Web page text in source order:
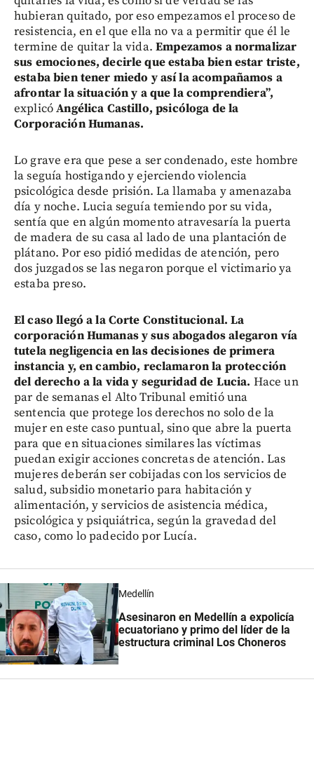
hubieran quitado, por eso empezamos el proceso de
resistencia, en el que ella no va a permitir que él le
termine de quitar la vida.Empezamos a normalizar
sus emociones, decirle que estaba bien estar triste,
estaba bien tener miedo y así la acompañamos a
afrontar la situación y a que la comprendiera”,
explicóAngélica Castillo, psicóloga de la
Corporación Humanas.
Lo grave era que pese a ser condenado, este hombre
la seguía hostigando y ejerciendo violencia
psicológica desde prisión. La llamaba y amenazaba
día y noche. Lucia seguía temiendo por su vida,
sentía que en algún momento atravesaría la puerta
de madera de su casa al lado de una plantación de
plátano. Por eso pidió medidas de atención, pero
dos juzgados se las negaron porque el victimario ya
estaba preso.
El caso llegó a la Corte Constitucional. La
corporación Humanas y sus abogados alegaron vía
tutela negligencia en las decisiones de primera
instancia y, en cambio, reclamaron la protección
del derecho a la vida y seguridad de Lucia. Hace un
par de semanas el Alto Tribunal emitió una
sentencia que protege los derechos no solo de la
mujer en este caso puntual, sino que abre la puerta
para que en situaciones similares las víctimas
puedan exigir acciones concretas de atención. Las
mujeres deberán ser cobijadas con los servicios de
salud, subsidio monetario para habitación y
alimentación, y servicios de asistencia médica,
psicológica y psiquiátrica, según la gravedad del
caso, como lo padecido por Lucía.
Medellín
Asesinaron en Medellín a expolicía
ecuatoriano y primo del líder de la
estructura criminal Los Choneros